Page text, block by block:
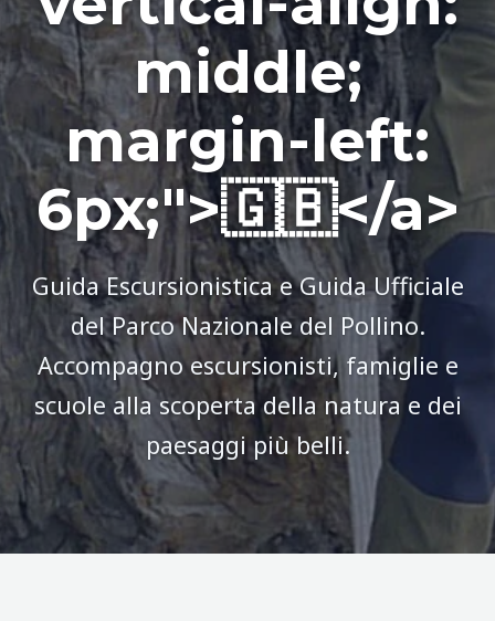
middle;
margin-left:
6px;">🇬🇧</a>
Guida Escursionistica e Guida Ufficiale
del Parco Nazionale del Pollino.
Accompagno escursionisti, famiglie e
scuole alla scoperta della natura e dei
paesaggi più belli.